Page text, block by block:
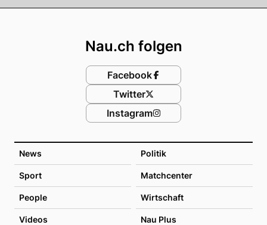
News Politik
Sport Matchcenter
People Wirtschaft
Videos Nau Plus
Nau.ch folgen
Facebook
Twitter
Instagram